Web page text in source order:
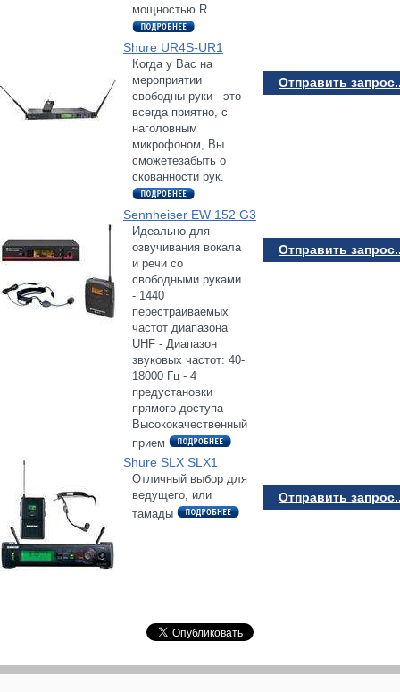
мощностью R
Shure UR4S-UR1
Когда у Вас на
мероприятии
свободны руки - это
всегда приятно, с
наголовным
микрофоном, Вы
сможетезабыть о
скованности рук.
Отправить
Sennheiser EW 152 G3
Идеально для
озвучивания вокала
и речи со
свободными руками
- 1440
перестраиваемых
частот диапазона
UHF - Диапазон
звуковых частот: 40-
18000 Гц - 4
предустановки
прямого доступа -
Высококачественный
прием
Отправить
Shure SLX SLX1
Отличный выбор для
ведущего, или
тамады
Отправить